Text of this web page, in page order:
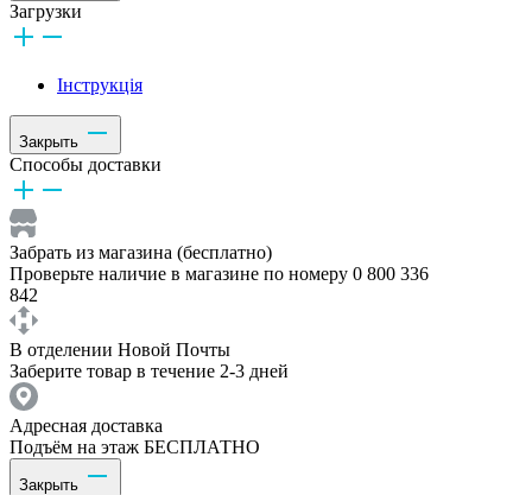
Загрузки
Інструкція
Закрыть
Способы доставки
Забрать из магазина (бесплатно)
Проверьте наличие в магазине по номеру 0 800 336
842
В отделении Новой Почты
Заберите товар в течение 2-3 дней
Адресная доставка
Подъём на этаж БЕСПЛАТНО
Закрыть